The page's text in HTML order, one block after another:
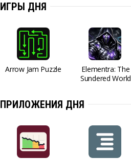
ИГРЫ ДНЯ
Arrow Jam Puzzle
Elementra: The
Sundered World
ПРИЛОЖЕНИЯ ДНЯ